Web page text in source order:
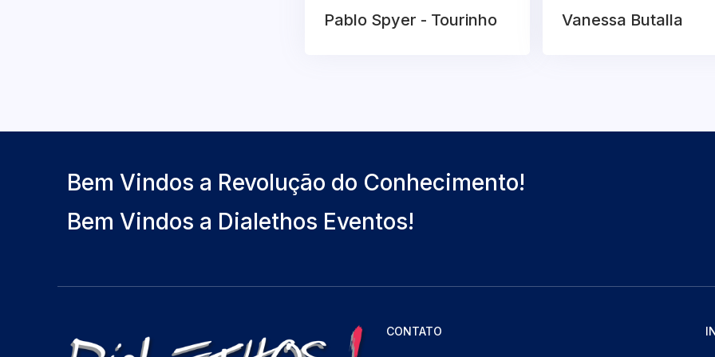
Pablo Spyer - Tourinho Vanessa Butalla
Bem Vindos a Revolução do Conhecimento!
Bem Vindos a Dialethos Eventos!
CONTATO